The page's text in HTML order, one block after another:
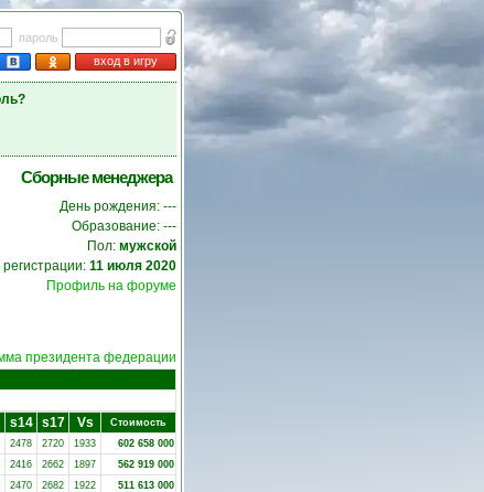
пароль
вход в игру
Сборные менеджера
День рождения: ---
Образование: ---
Пол: мужской
11 июля 2020
Профиль на форуме
президента федерации
s14 s17 Vs
Стоимость
2478 2720 1933
602 658 000
2416 2662 1897
562 919 000
2470 2682 1922
511 613 000